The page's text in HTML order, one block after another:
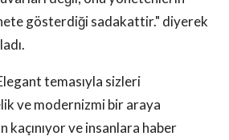
gösterdiği sadakattir." diyerek
temasıyla sizleri
ve modernizmi bir araya
ve insanlara haber